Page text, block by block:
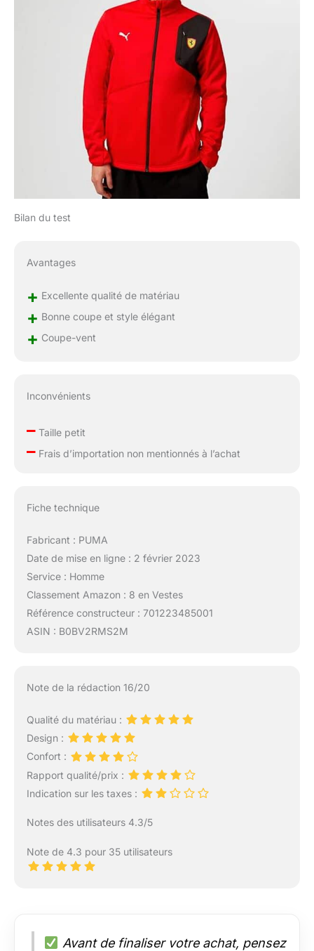
Bilan du test
Avantages
+ Excellente qualité de matériau
+ Bonne coupe et style élégant
+ Coupe-vent
Inconvénients
–Taille petit
–Frais d’importation non mentionnés à l’achat
Fiche technique
Fabricant : PUMA
Date de mise en ligne : 2 février 2023
Service : Homme
Classement Amazon : 8 en Vestes
Référence constructeur : 701223485001
ASIN : B0BV2RMS2M
Note de la rédaction 16/20
Qualité du matériau :
Design :
Confort :
Rapport qualité/prix :
Indication sur les taxes :
Notes des utilisateurs 4.3/5
Note de 4.3 pour 35 utilisateurs
Avant de finaliser votre achat, pensez